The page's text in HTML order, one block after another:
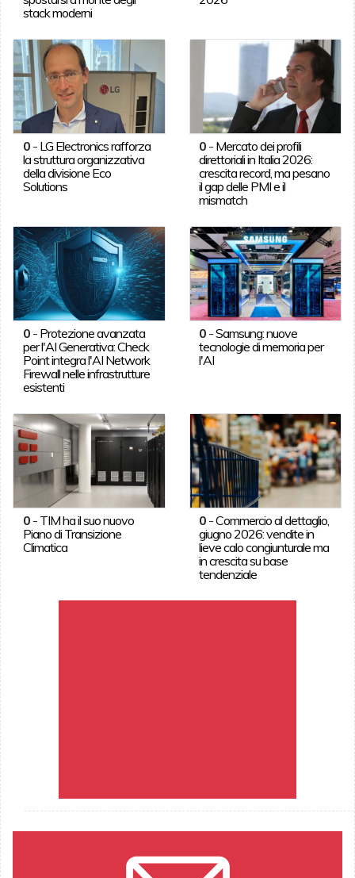
stack moderni
0- LG Electronics rafforza
la struttura organizzativa
della divisione Eco
Solutions
0 - Mercato dei profili
direttoriali in Italia 2026:
crescita record, ma pesano
il gap delle PMI e il
mismatch
0- Protezione avanzata
per l'AI Generativa: Check
Point integra l'AI Network
Firewall nelle infrastrutture
esistenti
0 -Samsung: nuove
tecnologie di memoria per
l'AI
0- TIM ha il suo nuovo
Piano di Transizione
Climatica
0 -Commercio al dettaglio,
giugno 2026: vendite in
lieve calo congiunturale ma
in crescita su base
tendenziale